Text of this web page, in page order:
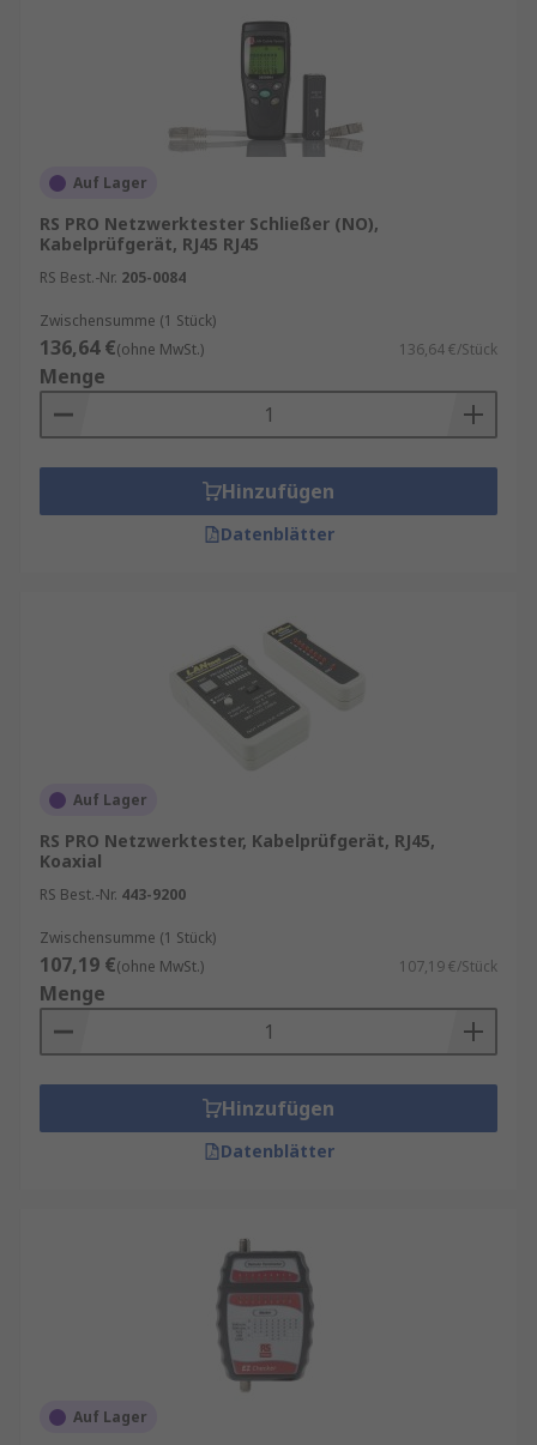
Auf Lager
RS PRO Netzwerktester Schließer (NO),
Kabelprüfgerät, RJ45 RJ45
RS Best.-Nr. 205-0084
Zwischensumme (1 Stück)
136,64 €(ohne MwSt.) 136,64 €/Stück
Menge
Hinzufügen
Datenblätter
Auf Lager
RS PRO Netzwerktester, Kabelprüfgerät, RJ45,
Koaxial
RS Best.-Nr. 443-9200
Zwischensumme (1 Stück)
107,19 €(ohne MwSt.) 107,19 €/Stück
Menge
Hinzufügen
Datenblätter
Auf Lager